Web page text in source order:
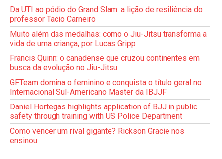
Da UTI ao pódio do Grand Slam: a lição de resiliência do
professor Tacio Carneiro
Muito além das medalhas: como o Jiu-Jitsu transforma a
vida de uma criança, por Lucas Gripp
Francis Quinn: o canadense que cruzou continentes em
busca da evolução no Jiu-Jitsu
GFTeam domina o feminino e conquista o título geral no
Internacional Sul-Americano Master da IBJJF
Daniel Hortegas highlights application of BJJ in public
safety through training with US Police Department
Como vencer um rival gigante? Rickson Gracie nos
ensinou